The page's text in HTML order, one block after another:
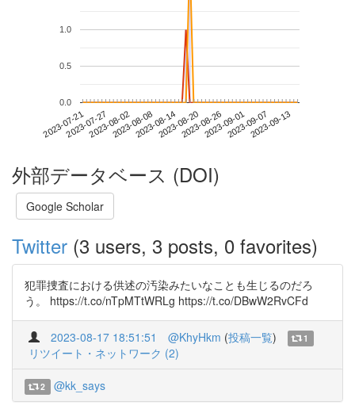
2023-07-212023-07-272023-08-022023-08-082023-08-142023-08-202023-08-262023-09-012023-09-072023-09-13
0.0
0.5
1.0
外部データベース (DOI)
Google Scholar
Twitter (3 users, 3 posts, 0 favorites)
犯罪捜査における供述の汚染みたいなことも生じるのだろ
う。 https://t.co/nTpMTtWRLg https://t.co/DBwW2RvCFd
2023-08-17 18:51:51 @KhyHkm (投稿一覧) 1
リツイート・ネットワーク (2)
2 @kk_says